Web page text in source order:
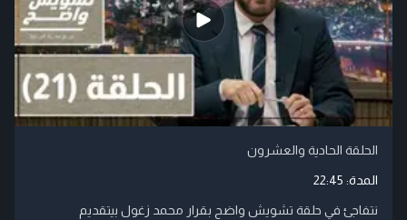
الحلقة الحادية والعشرون
المدة: 22:45
نتفاجئ في حلقة تشويش واضح بقرار محمد زغول بيتقديم